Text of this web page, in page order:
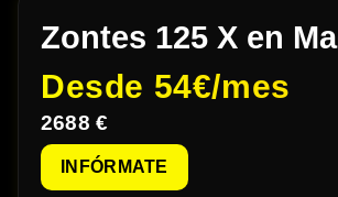
Zontes 125 X en
Desde 54€/mes
2688 €
INFÓRMATE